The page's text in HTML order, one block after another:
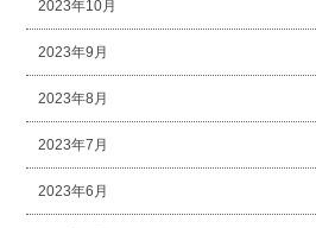
2023年10月
2023年9月
2023年8月
2023年7月
2023年6月